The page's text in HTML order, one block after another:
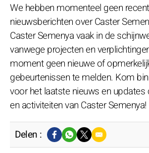
We hebben momenteel geen
nieuwsberichten over Caster
Caster Semenya vaak in de
vanwege projecten en
moment geen nieuwe of
gebeurtenissen te melden. Kom
voor het laatste nieuws en updates
en activiteiten van Caster Semenya!
Delen :